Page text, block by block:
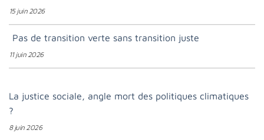
15 juin 2026
Pas de transition verte sans transition juste
11 juin 2026
La justice sociale, angle mort des politiques climatiques
?
8 juin 2026